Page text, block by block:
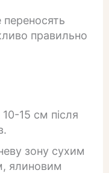
переносять
правильно
15 см після
зону сухим
ялиновим